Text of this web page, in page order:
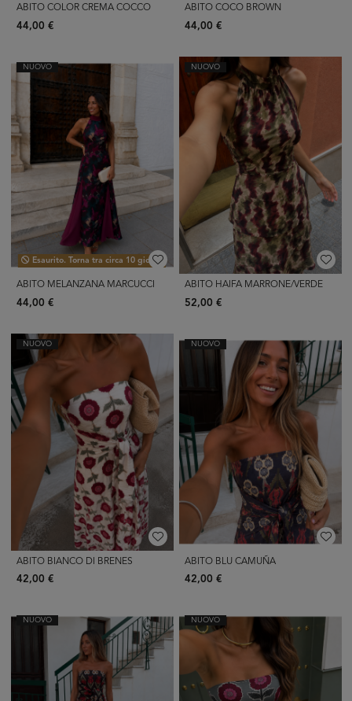
ABITO COLOR CREMA COCCO
44,00 €
ABITO COCO BROWN
44,00 €
NUOVO
Esaurito. Torna tra circa 10 giorni.
ABITO MELANZANA MARCUCCI
44,00 €
NUOVO
ABITO HAIFA MARRONE/VERDE
52,00 €
NUOVO
ABITO BIANCO DI BRENES
42,00 €
NUOVO
ABITO BLU CAMUÑA
42,00 €
NUOVO NUOVO